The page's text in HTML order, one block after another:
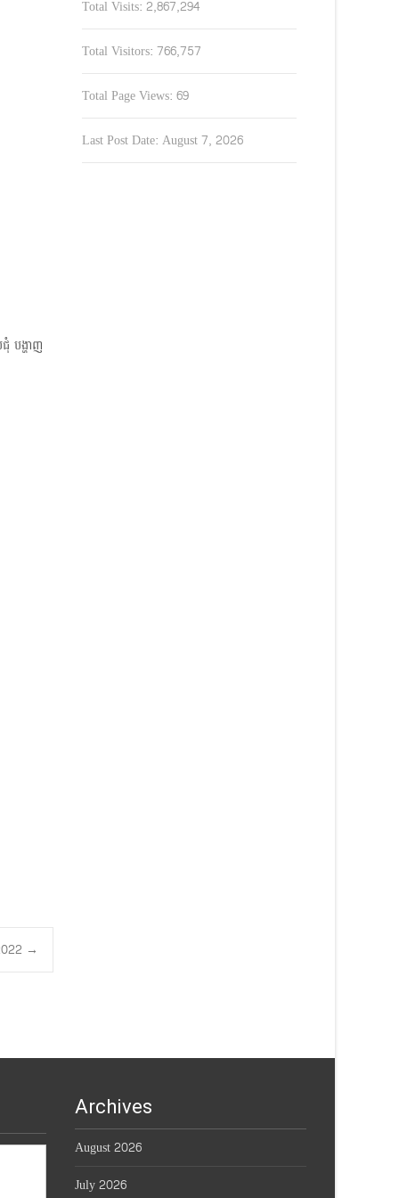
បង្ហាញ
→
Total Visits: 2,867,294
Total Visitors: 766,757
Total Page Views: 69
Last Post Date: August 7, 2026
Archives
August 2026
July 2026